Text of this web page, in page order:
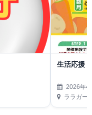
生活応援
2026年4
ララガー